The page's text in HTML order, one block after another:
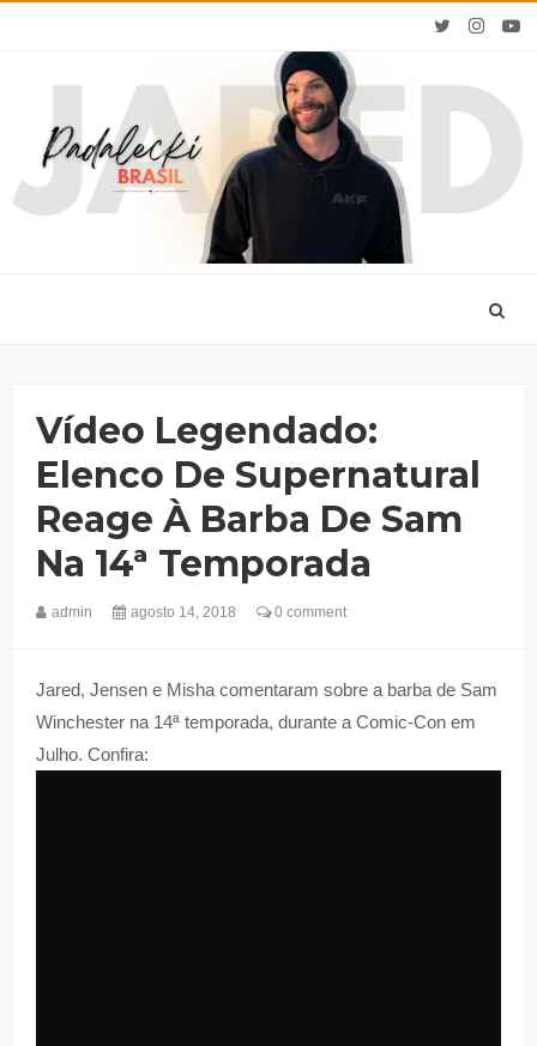
Vídeo Legendado:
Elenco De Supernatural
Reage À Barba De Sam
Na 14ª Temporada
admin agosto 14, 2018 0 comment
Jared, Jensen e Misha comentaram sobre a barba de Sam
Winchester na 14ª temporada, durante a Comic-Con em
Julho. Confira: